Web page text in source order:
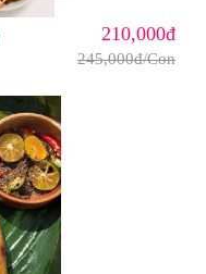
210,000đ
245,000đ/Con